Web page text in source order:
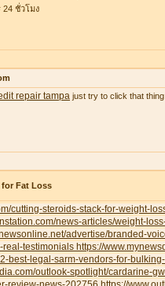
ชั่วโมง
repair tampa just try to click that thing
for Fat Loss
cutting-steroids-stack-for-weight-
news-articles/weight-
advertise/branded-
real-testimonials https://
best-legal-sarm-vendors-for-
outlook-spotlight/cardarine-